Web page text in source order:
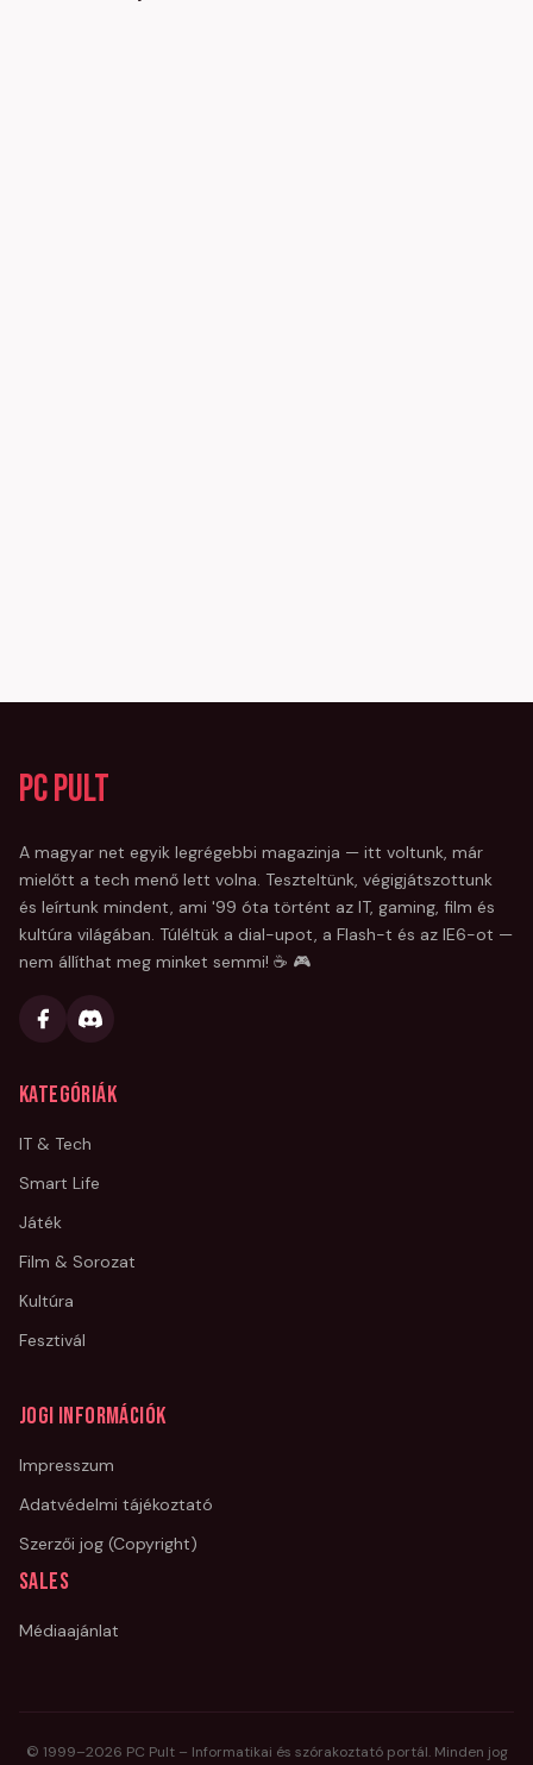
PC Pult
A magyar net egyik legrégebbi magazinja — itt voltunk, már
mielőtt a tech menő lett volna. Teszteltünk, végigjátszottunk
és leírtunk mindent, ami '99 óta történt az IT, gaming, film és
kultúra világában. Túléltük a dial-upot, a Flash-t és az IE6-ot —
nem állíthat meg minket semmi! ☕ 🎮
Kategóriák
IT & Tech
Smart Life
Játék
Film & Sorozat
Kultúra
Fesztivál
Jogi információk
Impresszum
Adatvédelmi tájékoztató
Szerzői jog (Copyright)
Sales
Médiaajánlat
© 1999–2026 PC Pult – Informatikai és szórakoztató portál. Minden jog